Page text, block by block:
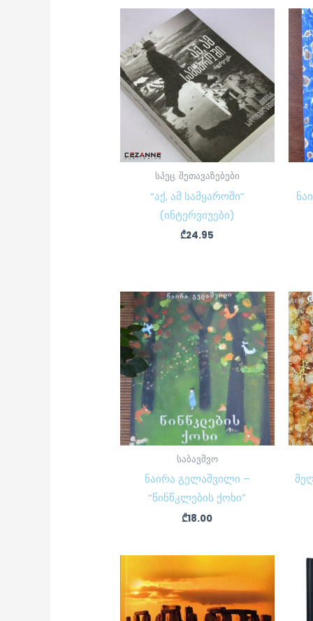
სპეც. შეთავაზებები
“აქ, ამ სამყაროში”
(ინტერვიუები)
₾24.95
საბავშვო
ნაირა გელაშვილი –
“წინწკლების ქოხი”
₾18.00